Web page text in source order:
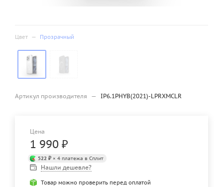
Цвет — Прозрачный
Артикул производителя — IP6.1PHYB(2021)-LPRXMCLR
Цена
1 990 ₽
522 ₽ × 4 платежа в Сплит
Нашли дешевле?
Товар можно проверить перед оплатой